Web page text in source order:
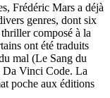
Frédéric Mars a déjà
genres, dont six
composé à la
ont été traduits
mal (Le Sang du
Da Vinci Code. La
poche aux éditions